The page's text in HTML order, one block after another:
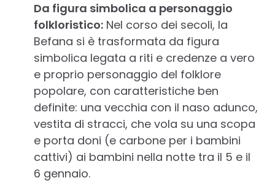
Da figura simbolica a personaggio
folkloristico: Nel corso dei secoli, la
Befana si è trasformata da figura
simbolica legata a riti e credenze a vero
e proprio personaggio del folklore
popolare, con caratteristiche ben
definite: una vecchia con il naso adunco,
vestita di stracci, che vola su una scopa
e porta doni (e carbone per i bambini
cattivi) ai bambini nella notte tra il 5 e il
6 gennaio.